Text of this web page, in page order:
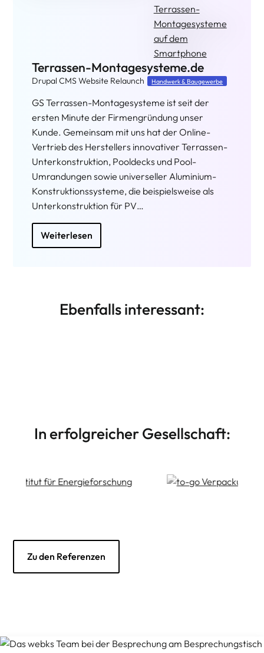
Die neue Drupal‑Website präsentiert PRECIMA
als innovativen Mittelstands‑Champion und
macht das komplexe Produktportfolio aus
Brems‑, Kupplungs‑ und Gleichrichtertechnik
klar verständlich, international zugänglich und
nutzerorientiert erlebbar. Durch ein
responsives, kundenfokussiertes Design,
intelligente…
Weiterlesen
Ebenfalls interessant:
In erfolgreicher Gesellschaft:
Zu den Referenzen